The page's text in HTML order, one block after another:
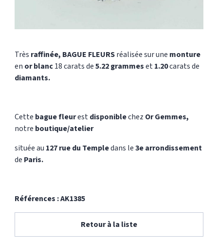
Très raffinée, BAGUE FLEURSréalisée sur une monture
en or blanc18 carats de5.22 grammeset1.20carats de
diamants.
Cette bague fleurestdisponiblechez Or Gemmes,
notre boutique/atelier
située au 127 rue du Templedans le3e arrondissement
de Paris.
Références : AK1385
Retour à la liste